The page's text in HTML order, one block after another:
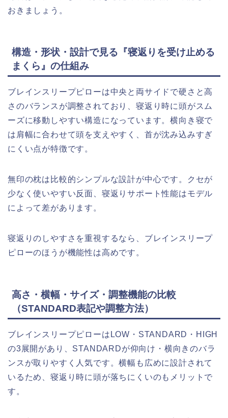
おきましょう。
構造・形状・設計で見る『寝返りを受け止める
まくら』の仕組み
ブレインスリープピローは中央と両サイドで硬さと高
さのバランスが調整されており、寝返り時に頭がスム
ーズに移動しやすい構造になっています。横向き寝で
は肩幅に合わせて頭を支えやすく、首が沈み込みすぎ
にくい点が特徴です。
無印の枕は比較的シンプルな設計が中心です。クセが
少なく使いやすい反面、寝返りサポート性能はモデル
によって差があります。
寝返りのしやすさを重視するなら、ブレインスリープ
ピローのほうが機能性は高めです。
高さ・横幅・サイズ・調整機能の比較
（STANDARD表記や調整方法）
ブレインスリープピローはLOW・STANDARD・HIGH
の3展開があり、STANDARDが仰向け・横向きのバラ
ンスが取りやすく人気です。横幅も広めに設計されて
いるため、寝返り時に頭が落ちにくいのもメリットで
す。